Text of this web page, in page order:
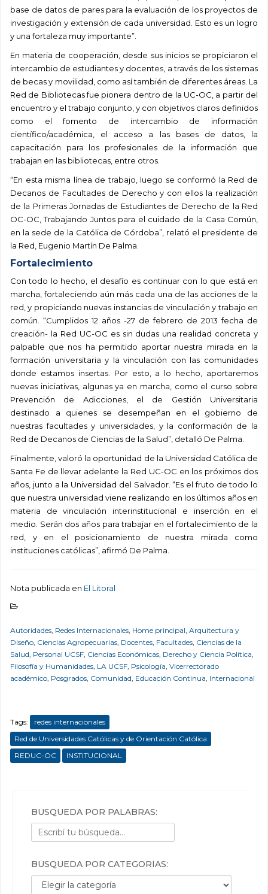
base de datos de pares para la evaluación de los proyectos de
investigación y extensión de cada universidad. Esto es un logro
y una fortaleza muy importante”.
En materia de cooperación, desde sus inicios se propiciaron el
intercambio de estudiantes y docentes, a través de los sistemas
de becas y movilidad, como así también de diferentes áreas. La
Red de Bibliotecas fue pionera dentro de la UC-OC, a partir del
encuentro y el trabajo conjunto, y con objetivos claros definidos
como el fomento de intercambio de información
científico/académica, el acceso a las bases de datos, la
capacitación para los profesionales de la información que
trabajan en las bibliotecas, entre otros.
“En esta misma línea de trabajo, luego se conformó la Red de
Decanos de Facultades de Derecho y con ellos la realización
de la Primeras Jornadas de Estudiantes de Derecho de la Red
OC-OC, Trabajando Juntos para el cuidado de la Casa Común,
en la sede de la Católica de Córdoba”, relató el presidente de
la Red, Eugenio Martín De Palma.
Fortalecimiento
Con todo lo hecho, el desafío es continuar con lo que está en
marcha, fortaleciendo aún más cada una de las acciones de la
red, y propiciando nuevas instancias de vinculación y trabajo en
común. “Cumplidos 12 años -27 de febrero de 2013 fecha de
creación- la Red UC-OC es sin dudas una realidad concreta y
palpable que nos ha permitido aportar nuestra mirada en la
formación universitaria y la vinculación con las comunidades
donde estamos insertas. Por esto, a lo hecho, aportaremos
nuevas iniciativas, algunas ya en marcha, como el curso sobre
Prevención de Adicciones, el de Gestión Universitaria
destinado a quienes se desempeñan en el gobierno de
nuestras facultades y universidades, y la conformación de la
Red de Decanos de Ciencias de la Salud”, detalló De Palma.
Finalmente, valoró la oportunidad de la Universidad Católica de
Santa Fe de llevar adelante la Red UC-OC en los próximos dos
años, junto a la Universidad del Salvador. “Es el fruto de todo lo
que nuestra universidad viene realizando en los últimos años en
materia de vinculación interinstitucional e inserción en el
medio. Serán dos años para trabajar en el fortalecimiento de la
red, y en el posicionamiento de nuestra mirada como
instituciones católicas”, afirmó De Palma.
Nota publicada en El Litoral
Autoridades Redes Internacionales Home principal Arquitectura y
Diseño Ciencias Agropecuarias Docentes Facultades Ciencias de la
Salud Personal UCSF Ciencias Económicas Derecho y Ciencia Política
Filosofía y Humanidades LA UCSF Psicología Vicerrectorado
académico Posgrados Comunidad Educación Continua Internacional
Tags:
redes internacionales
Red de Universidades Católicas y de Orientación Católica
REDUC-OC
INSTITUCIONAL
BÚSQUEDA POR PALABRAS:
BÚSQUEDA POR CATEGORÍAS:
Búsqueda por categorías: